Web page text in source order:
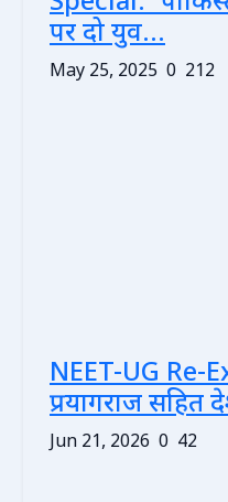
पर दो युव...
May 25, 2025 0 212
NEET-UG Re-
प्रयागराज सहित
Jun 21, 2026 0 42